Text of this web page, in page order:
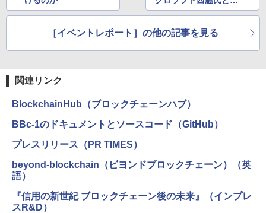
Flyer小宮山氏らでト
る
［イベントレポート］の他の記事を見る
関連リンク
BlockchainHub（ブロックチェーンハブ）
BBc-1のドキュメントとソースコード（GitHub）
プレスリリース（PR TIMES）
beyond-blockchain（ビヨンドブロックチェーン）（英
語）
『信用の新世紀 ブロックチェーン後の未来』（インプレ
スR&D）